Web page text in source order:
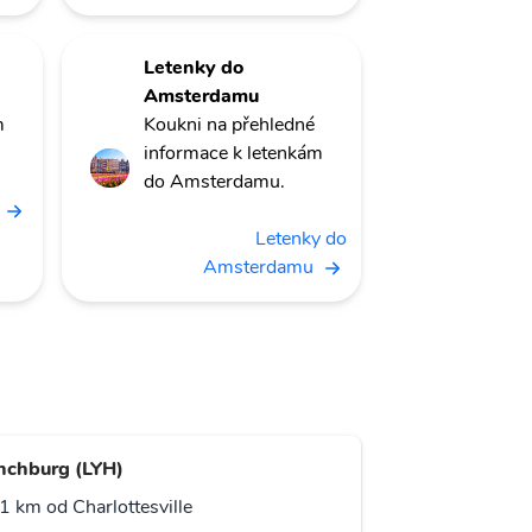
Letenky do
Amsterdamu
Koukni na přehledné
informace k letenkám
do Amsterdamu.
Letenky do
Amsterdamu
(LYH)
km od Charlottesville